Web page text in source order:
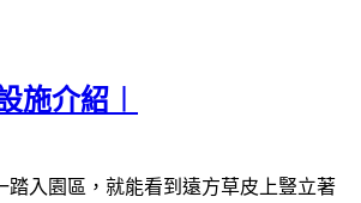
施介紹︱
入園區，就能看到遠方草皮上豎立著